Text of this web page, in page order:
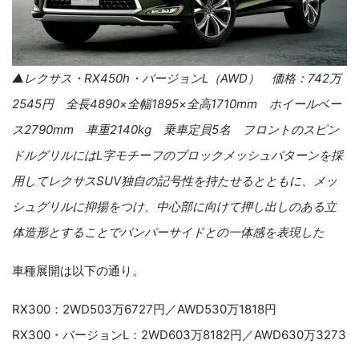
▲レクサス・ RX450h ・バージョンL （AWD） 価格： 742万
2545円 全長4890×全幅1895×全高1710mm ホイールベー
ス2790mm 車重2140kg 乗車定員5名
フロントのスピン
ドルグリルにはL字モチーフのブロックメッシュパターンを採
用してレクサスSUV独自の記号性を持たせるとともに、メッ
シュグリルに抑揚をつけ、中心部に向けて押し出しのある立
体造形とすることでバンパーサイドとの一体感を表現した
車種展開は以下の通り。
RX300：2WD503万6727円／AWD530万1818円
RX300・バージョンL：2WD603万8182円／AWD630万3273